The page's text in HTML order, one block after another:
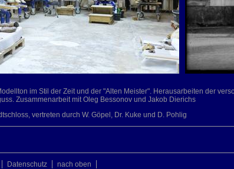
im Stil der Zeit und der "Alten Meister". Herausarbeiten der
Zusammenarbeit mit Oleg Bessonov und Jakob Dierichs
vertreten durch W. Göpel, Dr. Kuke und D. Pohlig
Datenschutz nach oben